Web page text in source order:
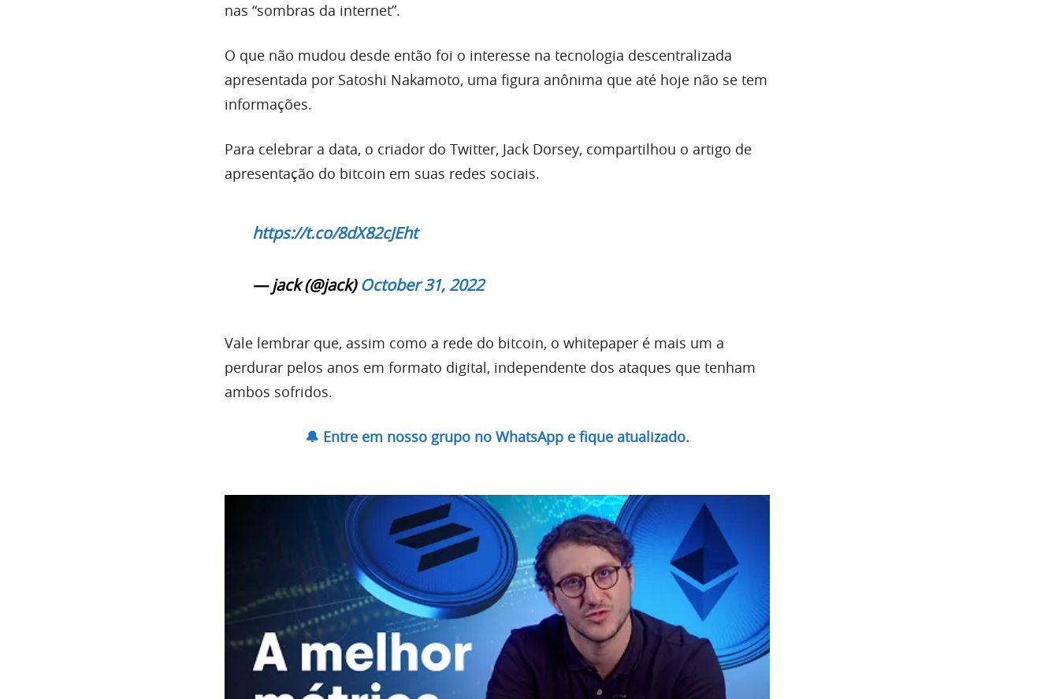
nas “sombras da internet”.
O que não mudou desde então foi o interesse na tecnologia descentralizada
apresentada por Satoshi Nakamoto, uma figura anônima que até hoje não se tem
informações.
Para celebrar a data, o criador do Twitter, Jack Dorsey, compartilhou o artigo de
apresentação do bitcoin em suas redes sociais.
https://t.co/8dX82cJEht
— jack (@jack)October 31, 2022
Vale lembrar que, assim como a rede do bitcoin, o whitepaper é mais um a
perdurar pelos anos em formato digital, independente dos ataques que tenham
ambos sofridos.
🔔 Entre em nosso grupo no WhatsApp e fique atualizado.